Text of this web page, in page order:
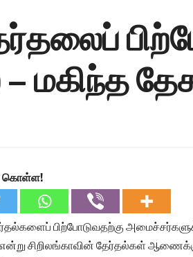
கொள்ள!
பிற்போடுவதற்கு
சிறிலங்காவின் தேர்தல்கள்